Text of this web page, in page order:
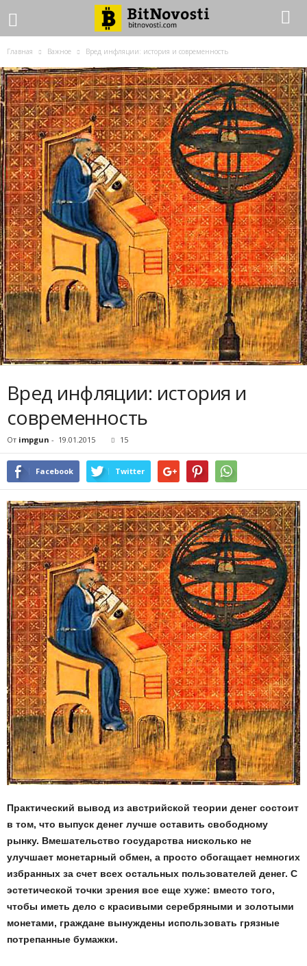
Главная Важное Вред инфляции: история и современность
Вред инфляции: история и
современность
От impgun - 19.01.2015 15
Facebook Twitter
Практический вывод из австрийской теории денег состоит
в том, что выпуск денег лучше оставить свободному
рынку. Вмешательство государства нисколько не
улучшает монетарный обмен, а просто обогащает немногих
избранных за счет всех остальных пользователей денег. С
эстетической точки зрения все еще хуже: вместо того,
чтобы иметь дело с красивыми серебряными и золотыми
монетами, граждане вынуждены использовать грязные
потрепанные бумажки.